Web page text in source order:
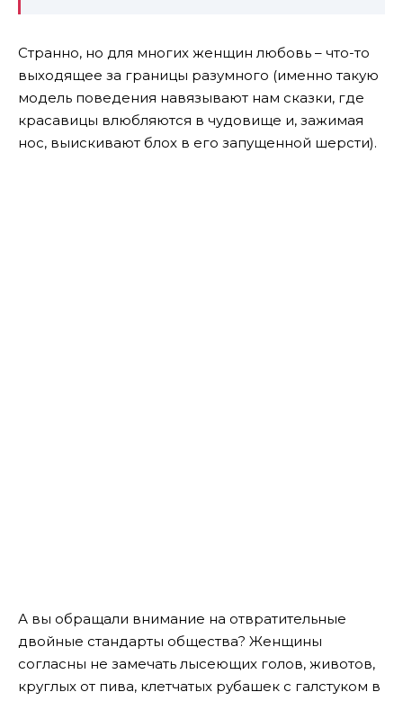
Странно, но для многих женщин любовь – что-то
выходящее за границы разумного (именно такую
модель поведения навязывают нам сказки, где
красавицы влюбляются в чудовище и, зажимая
нос, выискивают блох в его запущенной шерсти).
А вы обращали внимание на отвратительные
двойные стандарты общества? Женщины
согласны не замечать лысеющих голов, животов,
круглых от пива, клетчатых рубашек с галстуком в